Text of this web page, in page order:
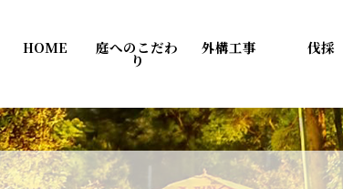
HOME 庭へのこだわ
り
外構工事 伐採